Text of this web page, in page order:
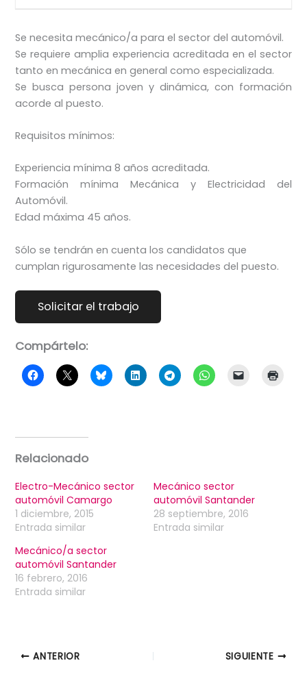
Se necesita mecánico/a para el sector del automóvil.
Se requiere amplia experiencia acreditada en el sector
tanto en mecánica en general como especializada.
Se busca persona joven y dinámica, con formación
acorde al puesto.
Requisitos mínimos:
Experiencia mínima 8 años acreditada.
Formación mínima Mecánica y Electricidad del
Automóvil.
Edad máxima 45 años.
Sólo se tendrán en cuenta los candidatos que
cumplan rigurosamente las necesidades del puesto.
Compártelo:
Relacionado
Electro-Mecánico sector
automóvil Camargo
1 diciembre, 2015
Entrada similar
Mecánico sector
automóvil Santander
28 septiembre, 2016
Entrada similar
Mecánico/a sector
automóvil Santander
16 febrero, 2016
Entrada similar
ANTERIOR SIGUIENTE